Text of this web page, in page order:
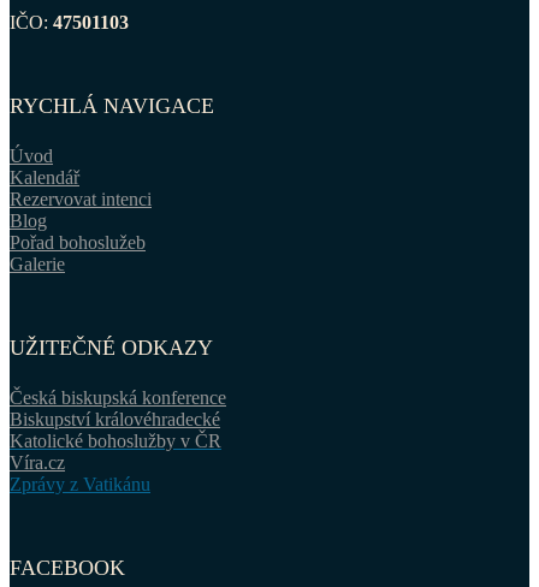
IČO: 47501103
RYCHLÁ NAVIGACE
Úvod
Kalendář
Rezervovat intenci
Blog
Pořad bohoslužeb
Galerie
UŽITEČNÉ ODKAZY
Česká biskupská konference
Biskupství královéhradecké
Katolické bohoslužby v ČR
Víra.cz
Zprávy z Vatikánu
FACEBOOK